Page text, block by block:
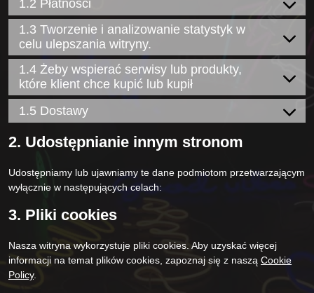
1.2 Płatności
1.3 Tworzenie i analizowanie statystyk w
celu ulepszania witryny.
1.4 Żeby wspierać serwisy lub produkty,
które klient chce kupić lub kupił
1.5 Dostawy
2. Udostępnianie innym stronom
Udostępniamy lub ujawniamy te dane podmiotom przetwarzającym
wyłącznie w następujących celach:
3. Pliki cookies
Nasza witryna wykorzystuje pliki cookies. Aby uzyskać więcej
informacji na temat plików cookies, zapoznaj się z naszą Cookie
Policy.